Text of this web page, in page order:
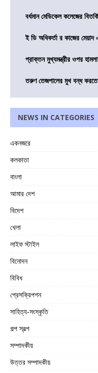
বর্ধমান মেডিকেল কলেজের
ই ডি অধিকর্তা র কাজের
প্রাক্তন মুখ্যমন্ত্রীর ওপর
তরুণ তেজপালের মুখ বন্ধ করতে
NEWS IN CATEGORIES
একনজরে
কলকাতা
বাংলা
আমার দেশ
বিদেশ
খেলা
লাইফ স্টাইল
বিনোদন
বিবিধ
প্রেসক্রিপশন
সাহিত্য-সংস্কৃতি
গল্প স্বল্প
সম্পাদকীয়
উত্তর সম্পাদকীয়